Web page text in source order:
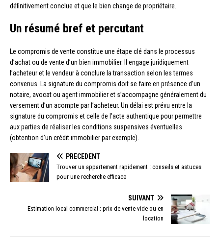
définitivement conclue et que le bien change de propriétaire.
Un résumé bref et percutant
Le compromis de vente constitue une étape clé dans le processus
d’achat ou de vente d’un bien immobilier. Il engage juridiquement
l’acheteur et le vendeur à conclure la transaction selon les termes
convenus. La signature du compromis doit se faire en présence d’un
notaire, avocat ou agent immobilier et s’accompagne généralement du
versement d’un acompte par l’acheteur. Un délai est prévu entre la
signature du compromis et celle de l’acte authentique pour permettre
aux parties de réaliser les conditions suspensives éventuelles
(obtention d’un crédit immobilier par exemple).
PRÉCÉDENT
Trouver un appartement rapidement : conseils et astuces
pour une recherche efficace
SUIVANT
Estimation local commercial : prix de vente vide ou en
location